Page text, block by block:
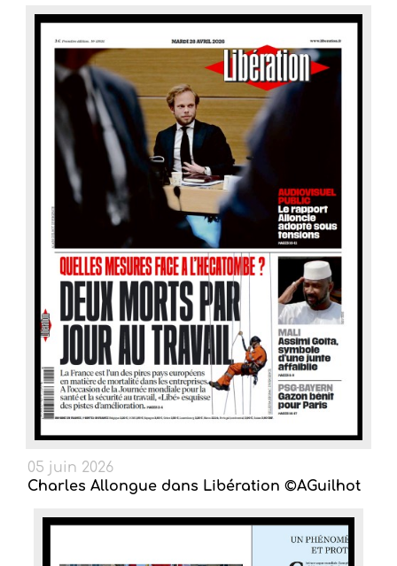
05 juin 2026
Charles Allongue dans Libération ©AGuilhot